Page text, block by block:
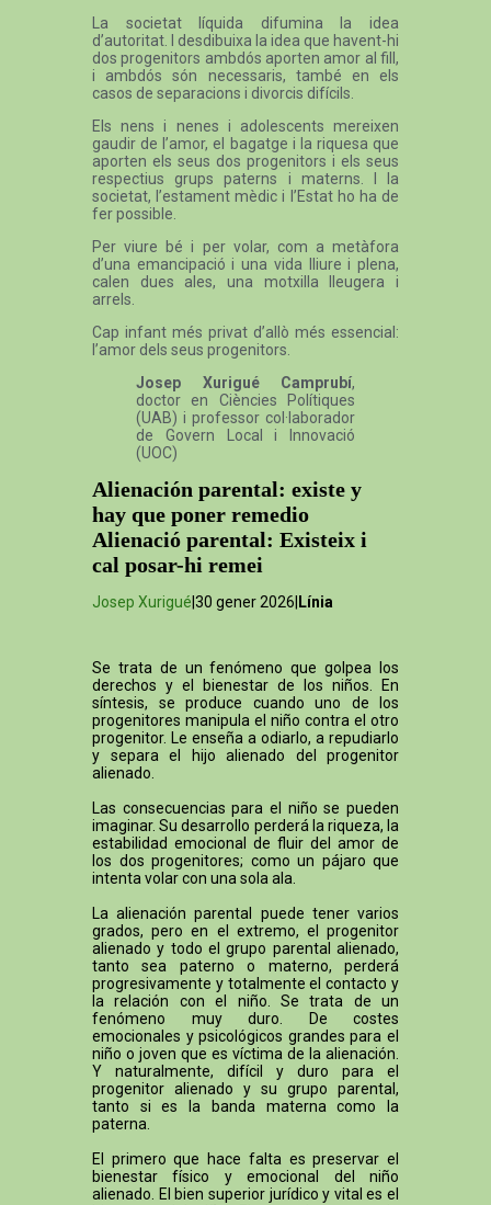
La societat líquida difumina la idea
d’autoritat. I desdibuixa la idea que havent-hi
dos progenitors ambdós aporten amor al fill,
i ambdós són necessaris, també en els
casos de separacions i divorcis difícils.
Els nens i nenes i adolescents mereixen
gaudir de l’amor, el bagatge i la riquesa que
aporten els seus dos progenitors i els seus
respectius grups paterns i materns. I la
societat, l’estament mèdic i l’Estat ho ha de
fer possible.
Per viure bé i per volar, com a metàfora
d’una emancipació i una vida lliure i plena,
calen dues ales, una motxilla lleugera i
arrels.
Cap infant més privat d’allò més essencial:
l’amor dels seus progenitors.
Josep Xurigué Camprubí,
doctor en Ciències Polítiques
(UAB) i professor col·laborador
de Govern Local i Innovació
(UOC)
Alienación parental: existe y
hay que poner remedio
Alienació parental: Existeix i
cal posar-hi remei
Josep Xurigué |30 gener 2026| Línia
Se trata de un fenómeno que golpea los
derechos y el bienestar de los niños. En
síntesis, se produce cuando uno de los
progenitores manipula el niño contra el otro
progenitor. Le enseña a odiarlo, a repudiarlo
y separa el hijo alienado del progenitor
alienado.
Las consecuencias para el niño se pueden
imaginar. Su desarrollo perderá la riqueza, la
estabilidad emocional de fluir del amor de
los dos progenitores; como un pájaro que
intenta volar con una sola ala.
La alienación parental puede tener varios
grados, pero en el extremo, el progenitor
alienado y todo el grupo parental alienado,
tanto sea paterno o materno, perderá
progresivamente y totalmente el contacto y
la relación con el niño. Se trata de un
fenómeno muy duro. De costes
emocionales y psicológicos grandes para el
niño o joven que es víctima de la alienación.
Y naturalmente, difícil y duro para el
progenitor alienado y su grupo parental,
tanto si es la banda materna como la
paterna.
El primero que hace falta es preservar el
bienestar físico y emocional del niño
alienado. El bien superior jurídico y vital es el